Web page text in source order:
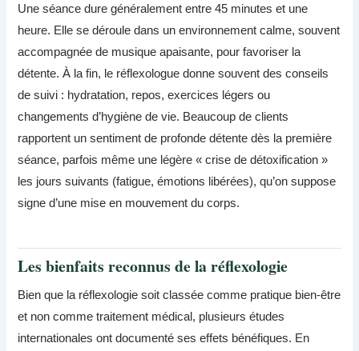
Une séance dure généralement entre 45 minutes et une
heure. Elle se déroule dans un environnement calme, souvent
accompagnée de musique apaisante, pour favoriser la
détente. À la fin, le réflexologue donne souvent des conseils
de suivi : hydratation, repos, exercices légers ou
changements d’hygiène de vie. Beaucoup de clients
rapportent un sentiment de profonde détente dès la première
séance, parfois même une légère « crise de détoxification »
les jours suivants (fatigue, émotions libérées), qu’on suppose
signe d’une mise en mouvement du corps.
Les bienfaits reconnus de la réflexologie
Bien que la réflexologie soit classée comme pratique bien-être
et non comme traitement médical, plusieurs études
internationales ont documenté ses effets bénéfiques. En